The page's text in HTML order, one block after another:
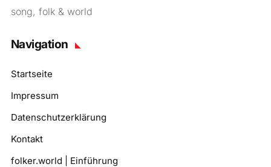
song, folk & world
Navigation
Startseite
Impressum
Datenschutzerklärung
Kontakt
folker.world | Einführung